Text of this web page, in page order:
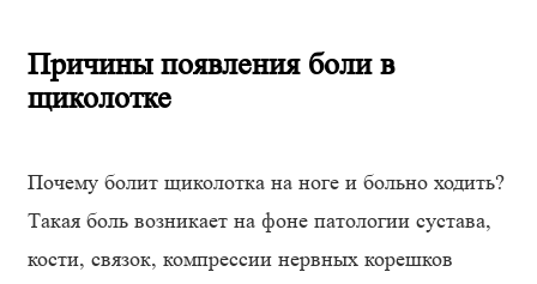
Причины появления боли в
щиколотке
Почему болит щиколотка на ноге и больно ходить?
Такая боль возникает на фоне патологии сустава,
кости, связок, компрессии нервных корешков